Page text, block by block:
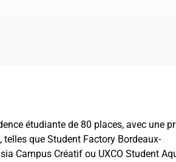
étudiante de 80 places, avec une
telles que Student Factory Bordeaux-
Campus Créatif ou UXCO Student